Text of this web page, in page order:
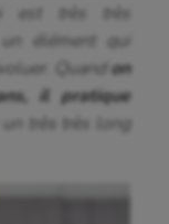
est très très
élément qui
Quand on
il pratique
très très long